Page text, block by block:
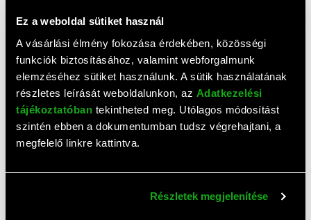
Ez a weboldal sütiket használ
A vásárlási élmény fokozása érdekében, közösségi
funkciók biztosításához, valamint webforgalmunk
elemzéséhez sütiket használunk. A sütik használatának
részletes leírását weboldalunkon, az Adatkezelési
tájékoztatóban tekintheted meg. Utólagos módosítást
szintén ebben a dokumentumban tudsz végrehajtani, a
megfelelő linkre kattintva.
Részletek megjelenítése
Synology D4ES02-4GB
DDR4 ECC SO-DIMM
memóriamodul
133 800 HUF
Synology tápegység 100 W
33 900 HUF